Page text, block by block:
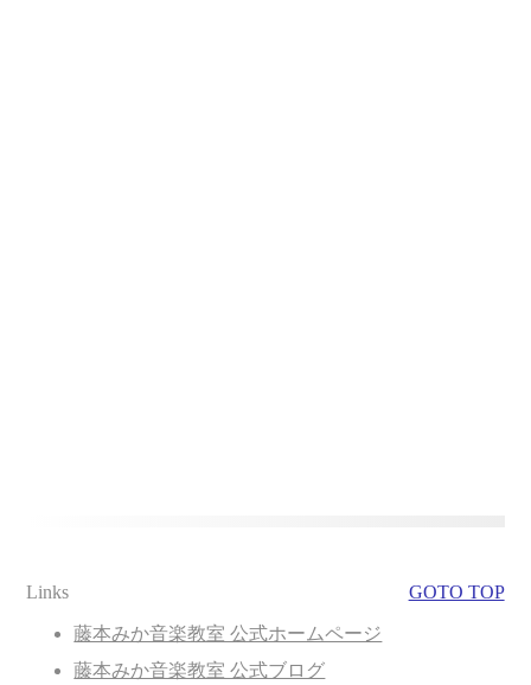
GOTO TOP
Links
藤本みか音楽教室 公式ホームページ
藤本みか音楽教室 公式ブログ